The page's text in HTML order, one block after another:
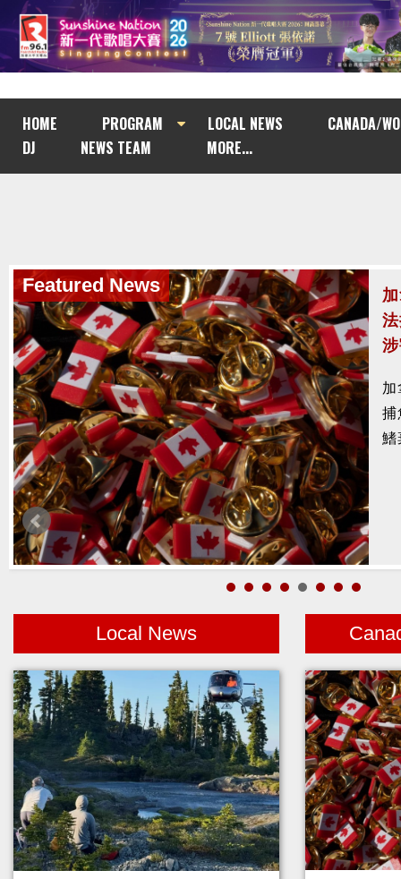
HOME PROGRAM LOCAL NEWS
CANADA/
DJ
NEWS TEAM MORE...
Featured News
捕
鰭
Featured News
暑
醫
Local News